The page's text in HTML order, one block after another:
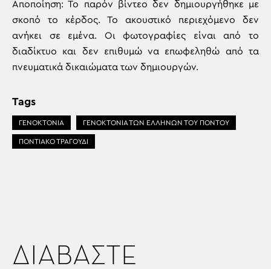
Αποποίηση: Το παρόν βίντεο δεν δημιουργήθηκε με
σκοπό το κέρδος. Το ακουστικό περιεχόμενο δεν
ανήκει σε εμένα. Οι φωτογραφίες είναι από το
διαδίκτυο και δεν επιθυμώ να επωφεληθώ από τα
πνευματικά δικαιώματα των δημιουργών.
Tags
ΓΕΝΟΚΤΟΝΙΑ ΓΕΝΟΚΤΟΝΙΑ ΤΩΝ ΕΛΛΗΝΩΝ ΤΟΥ ΠΟΝΤΟΥ
ΠΟΝΤΙΑΚΟ ΤΡΑΓΟΥΔΙ
ΔΙΑΒΑΣΤΕ